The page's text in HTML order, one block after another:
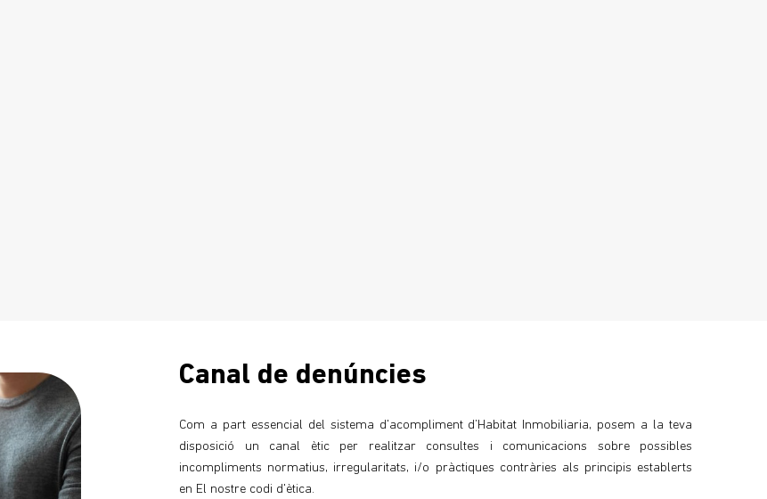
Canal de denúncies
Com a part essencial del sistema d'acompliment d’Habitat Inmobiliaria, posem a la teva
disposició un canal ètic per realitzar consultes i comunicacions sobre possibles
incompliments normatius, irregularitats, i/o pràctiques contràries als principis establerts
en El nostre codi d'ètica.